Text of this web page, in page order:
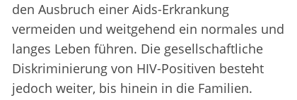
den Ausbruch einer Aids-Erkrankung
vermeiden und weitgehend ein normales und
langes Leben führen. Die gesellschaftliche
Diskriminierung von HIV-Positiven besteht
jedoch weiter, bis hinein in die Familien.